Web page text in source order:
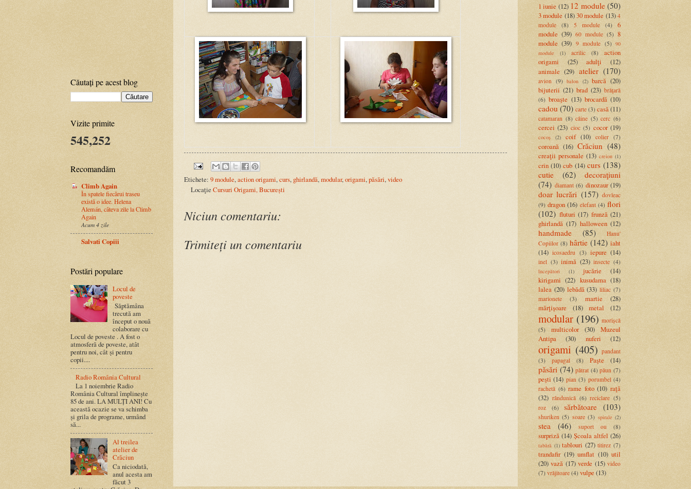
Etichete: 9 module,action origami,curs, ghirlandă,modular,origami,păsări,video
Locaţie Cursuri Origami, București
Niciun comentariu:
Trimiteți un comentariu
Căutați pe acest blog
Vizite primite
545,252
Recomandăm
Climb Again
În spatele fiecărui traseu
există o idee. Helena
Alemán, câteva zile la Climb
Again
Acum 4 zile
Salvati Copiii
Postări populare
Locul de
poveste
Săptămâna
trecută am
început o nouă
colaborare cu
Locul de poveste . A fost o
atmosferă de poveste, atât
pentru noi, cât și pentru
copii....
Radio România Cultural
La 1 noiembrie Radio
România Cultural împlinește
85 de ani. LA MULȚI ANI! Cu
această ocazie se va schimba
și grila de programe, urmând
să...
Al treilea
atelier de
Crăciun
Ca niciodată,
anul acesta am
făcut 3
1 iunie (12) 12 module (50)
3 module (18)30 module (13) 4
module
(8) 5 module (4)
6
module (39) 60 module (5) 8
module (39) 9 module (5) 90
module
(1) acrilic (8)
action
origami
(25) adulţi
(12)
animale (29) atelier (170)
avion (9) balon (2) barcă (20)
bijuterii (21) brad (23) brăţară
(6) broaşte (13) brocardă (10)
cadou (70) carte (3) casă(11)
catamaran (8) câine (5) cerc (6)
cercei (23) cioc (5) cocor (19)
cocoș (2) coif (10) colier (7)
coroană (16) Crăciun (48)
creaţii personale (13) creion (1)
crin (10) cub (14) curs (138)
cutie
(62)
decoraţiuni
(74) diamant (6) dinozaur (19)
doar lucrări (157) dovleac
(9) dragon (16) elefant (4) flori
(102) fluturi (17) frunză (21)
ghirlandă (17) halloween (12)
handmade (85)
Hanu'
Copiilor (8) hârtie (142) iaht
(14) icosaedru (3) iepure (14)
inel (3) inimă (23) insecte (4)
începători (1) jucărie
(14)
kirigami (22) kusudama (18)
lalea (20) lebădă (33) liliac (7)
marionete
(3) martie
(28)
mărţişoare
(18) metal (12)
modular (196) morișcă
(5)
multicolor (30)
Muzeul
Antipa
(30) nuferi (12)
origami (405) pandant
(3)
papagal (8) Paşte (14)
păsări (74) pătrat (4) păun (7)
peşti (14) pian (3) porumbel (4)
rachetă (6) rame foto (10) raţă
(32) rândunică (6) reciclare (5)
roz
(6) sărbătoare (103)
shuriken (5) soare (3) spirale (2)
stea (46) suport ou (8)
surpriză (14) Școala altfel (26)
tabără (1) tablouri (27) titirez (7)
trandafir (19) umflat (10) util
(20) vază (17) verde (15) video
(7) vrăjitoare (4) vulpe(13)